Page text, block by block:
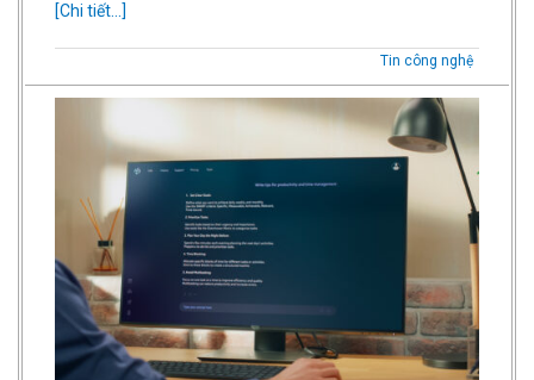
[Chi tiết...]
Tin công nghệ